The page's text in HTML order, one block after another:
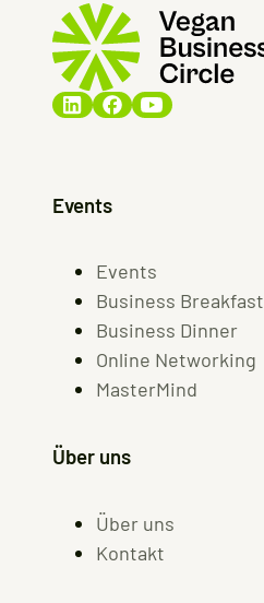
Events
Events
Business Breakfast
Business Dinner
Online Networking
MasterMind
Über uns
Über uns
Kontakt